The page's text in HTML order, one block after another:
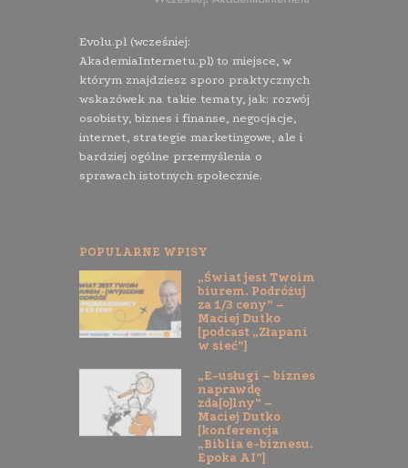
Evolu.pl (wcześniej:
AkademiaInternetu.pl) to miejsce, w
którym znajdziesz sporo praktycznych
wskazówek na takie tematy, jak: rozwój
osobisty, biznes i finanse, negocjacje,
internet, strategie marketingowe, ale i
bardziej ogólne przemyślenia o
sprawach istotnych społecznie.
POPULARNE WPISY
„Świat jest Twoim
biurem. Podróżuj
za 1/3 ceny” –
Maciej Dutko
[podcast „Złapani
w sieć”]
„E-usługi – biznes
naprawdę
zda[o]lny” –
Maciej Dutko
[konferencja
„Biblia e-biznesu.
Epoka AI”]